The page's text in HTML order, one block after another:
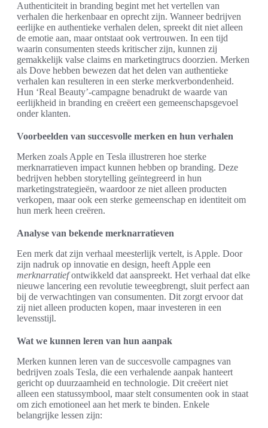
Authenticiteit in branding begint met het vertellen van
verhalen die herkenbaar en oprecht zijn. Wanneer bedrijven
eerlijke en authentieke verhalen delen, spreekt dit niet alleen
de emotie aan, maar ontstaat ook vertrouwen. In een tijd
waarin consumenten steeds kritischer zijn, kunnen zij
gemakkelijk valse claims en marketingtrucs doorzien. Merken
als Dove hebben bewezen dat het delen van authentieke
verhalen kan resulteren in een sterke merkverbondenheid.
Hun ‘Real Beauty’-campagne benadrukt de waarde van
eerlijkheid in branding en creëert een gemeenschapsgevoel
onder klanten.
Voorbeelden van succesvolle merken en hun verhalen
Merken zoals Apple en Tesla illustreren hoe sterke
merknarratieven impact kunnen hebben op branding. Deze
bedrijven hebben storytelling geïntegreerd in hun
marketingstrategieën, waardoor ze niet alleen producten
verkopen, maar ook een sterke gemeenschap en identiteit om
hun merk heen creëren.
Analyse van bekende merknarratieven
Een merk dat zijn verhaal meesterlijk vertelt, is Apple. Door
zijn nadruk op innovatie en design, heeft Apple een
merknarratiefontwikkeld dat aanspreekt. Het verhaal dat elke
nieuwe lancering een revolutie teweegbrengt, sluit perfect aan
bij de verwachtingen van consumenten. Dit zorgt ervoor dat
zij niet alleen producten kopen, maar investeren in een
levensstijl.
Wat we kunnen leren van hun aanpak
Merken kunnen leren van de succesvolle campagnes van
bedrijven zoals Tesla, die een verhalende aanpak hanteert
gericht op duurzaamheid en technologie. Dit creëert niet
alleen een statussymbool, maar stelt consumenten ook in staat
om zich emotioneel aan het merk te binden. Enkele
belangrijke lessen zijn: